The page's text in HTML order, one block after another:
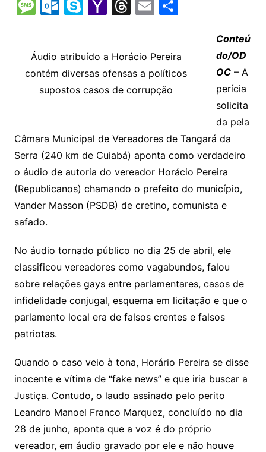
p
Li
n
k
at
A
p
p
e
a
m
er t
k
dI
n
gl
e
Cl
a
s
sr
o
o
m
s
M
s
a
g
O
o
k.
c
m
S
p
e
Y
o
o
M
l
T
a
d
s
E
l
S
e
Áudio atribuído a Horácio Pereira
contém diversas ofensas a políticos
supostos casos de corrupção
Conteú
do/OD
OC– A
perícia
solicita
da pela
Câmara Municipal de Vereadores de Tangará da
Serra (240 km de Cuiabá) aponta como verdadeiro
o áudio de autoria do vereador Horácio Pereira
(Republicanos) chamando o prefeito do município,
Vander Masson (PSDB) de cretino, comunista e
safado.
No áudio tornado público no dia 25 de abril, ele
classificou vereadores como vagabundos, falou
sobre relações gays entre parlamentares, casos de
infidelidade conjugal, esquema em licitação e que o
parlamento local era de falsos crentes e falsos
patriotas.
Quando o caso veio à tona, Horário Pereira se disse
inocente e vítima de “fake news” e que iria buscar a
Justiça. Contudo, o laudo assinado pelo perito
Leandro Manoel Franco Marquez, concluído no dia
28 de junho, aponta que a voz é do próprio
vereador, em áudio gravado por ele e não houve